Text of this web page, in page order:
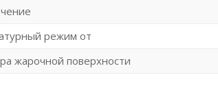
режим от
жарочной поверхности